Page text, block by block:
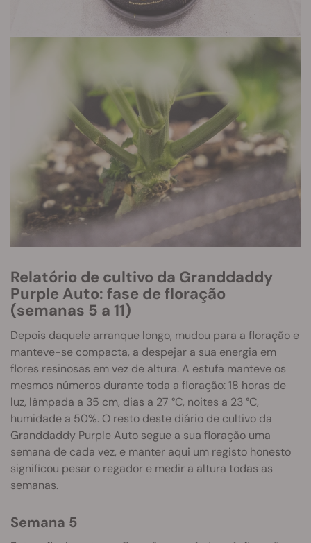
Relatório de cultivo da Granddaddy
Purple Auto: fase de floração
(semanas 5 a 11)
Depois daquele arranque longo, mudou para a floração e
manteve-se compacta, a despejar a sua energia em
flores resinosas em vez de altura. A estufa manteve os
mesmos números durante toda a floração: 18 horas de
luz, lâmpada a 35 cm, dias a 27 °C, noites a 23 °C,
humidade a 50%. O resto deste diário de cultivo da
Granddaddy Purple Auto segue a sua floração uma
semana de cada vez, e manter aqui um registo honesto
significou pesar o regador e medir a altura todas as
semanas.
Semana 5